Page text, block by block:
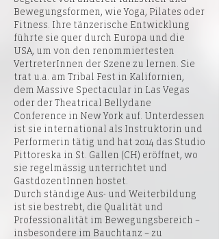
Bewegungsformen, wie Yoga, Pilates oder
Fitness. Ihre tänzerische Entwicklung
führte sie quer durch Europa und die
USA, um von den renommiertesten
VertreterInnen der Szene zu lernen. Sie
trat u.a. am Tribal Fest in Kalifornien,
dem Massive Spectacular in Las Vegas
oder der Theatrical Bellydane
Conference in New York auf. Unterdessen
ist sie international als Instruktorin und
Performerin tätig und hat 2014 das Studio
Pittoreska in St. Gallen (CH) eröffnet, wo
sie regelmässig unterrichtet und
GastdozentInnen hostet.
Durch ständige Aus- und Weiterbildung
ist sie bestrebt, die Qualität und
Professionalität im Bewegungsbereich –
insbesondere im Bauchtanz – zu